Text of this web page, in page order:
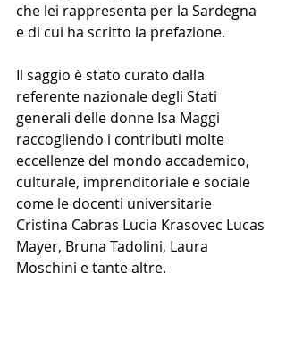
che lei rappresenta per la Sardegna
e di cui ha scritto la prefazione.
Il saggio è stato curato dalla
referente nazionale degli Stati
generali delle donne Isa Maggi
raccogliendo i contributi molte
eccellenze del mondo accademico,
culturale, imprenditoriale e sociale
come le docenti universitarie
Cristina Cabras Lucia Krasovec Lucas
Mayer, Bruna Tadolini, Laura
Moschini e tante altre.